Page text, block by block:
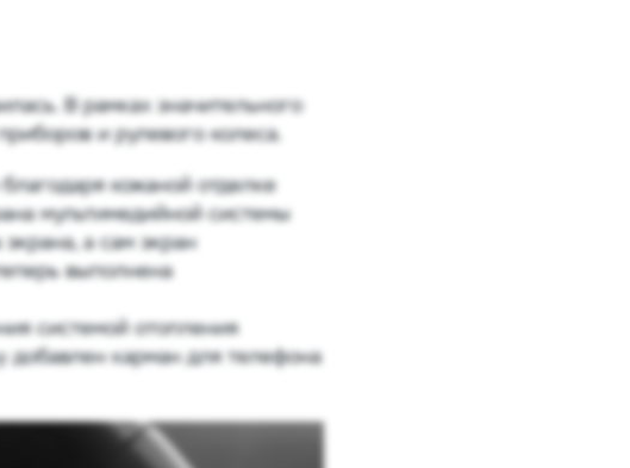
В рамках значительного
и рулевого колеса.
кожаной отделке
мультимедийной системы
а сам экран
выполнена
системой отопления
добавлен карман для телефона